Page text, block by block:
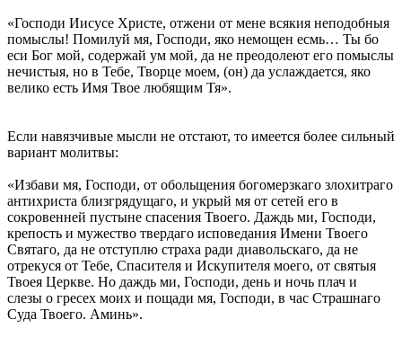
«Господи Иисусе Христе, отжени от мене всякия неподобныя
помыслы! Помилуй мя, Господи, яко немощен есмь… Ты бо
еси Бог мой, содержай ум мой, да не преодолеют его помыслы
нечистыя, но в Тебе, Творце моем, (он) да услаждается, яко
велико есть Имя Твое любящим Тя».
Если навязчивые мысли не отстают, то имеется более сильный
вариант молитвы:
«Избави мя, Господи, от обольщения богомерзкаго злохитраго
антихриста близгрядущаго, и укрый мя от сетей его в
сокровенней пустыне спасения Твоего. Даждь ми, Господи,
крепость и мужество твердаго исповедания Имени Твоего
Святаго, да не отступлю страха ради диавольскаго, да не
отрекуся от Тебе, Спасителя и Искупителя моего, от святыя
Твоея Церкве. Но даждь ми, Господи, день и ночь плач и
слезы о гресех моих и пощади мя, Господи, в час Страшнаго
Суда Твоего. Аминь».